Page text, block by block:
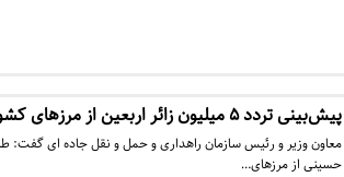
پیش‌بینی تردد ۵ میلیون زائر اربعین از مرزهای کشور/ مرز تمرچین برای ‌تردد…
حسینی از مرزهای…